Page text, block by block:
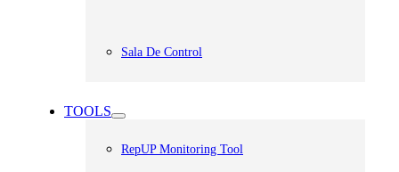
Sala De Control
TOOLS
RepUP Monitoring Tool